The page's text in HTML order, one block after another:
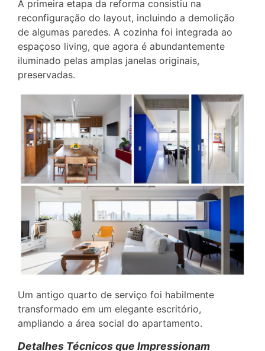
A primeira etapa da reforma consistiu na
reconfiguração do layout, incluindo a demolição
de algumas paredes. A cozinha foi integrada ao
espaçoso living, que agora é abundantemente
iluminado pelas amplas janelas originais,
preservadas.
Um antigo quarto de serviço foi habilmente
transformado em um elegante escritório,
ampliando a área social do apartamento.
Detalhes Técnicos que Impressionam